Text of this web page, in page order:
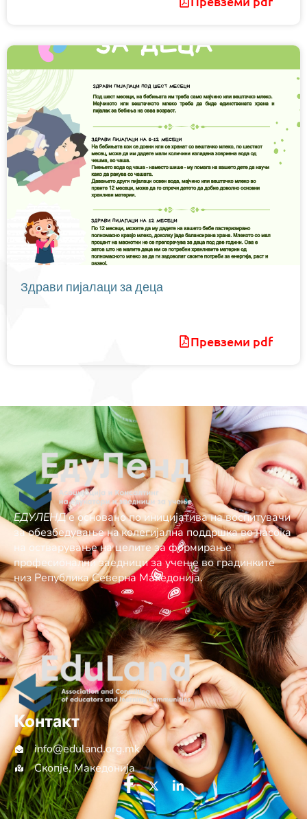
Здрави пијалаци за деца
Превземи pdf
ЕДУЛЕНДе основано по иницијатива на воспитувачи
за обезбедување нa колегијална поддршка во насока
на остварување на целите за формирање
професионални заедници за учење во градинките
низ Република Северна Македонија.
Контакт
info@еduland.org.mk
Скопје, Македонија